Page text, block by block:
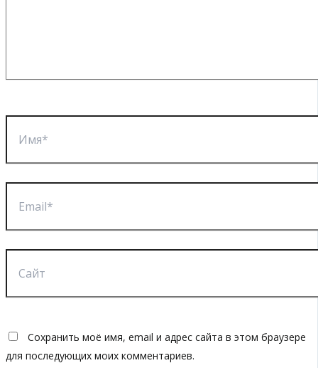
Сохранить моё имя, email и адрес сайта в этом браузере
для последующих моих комментариев.